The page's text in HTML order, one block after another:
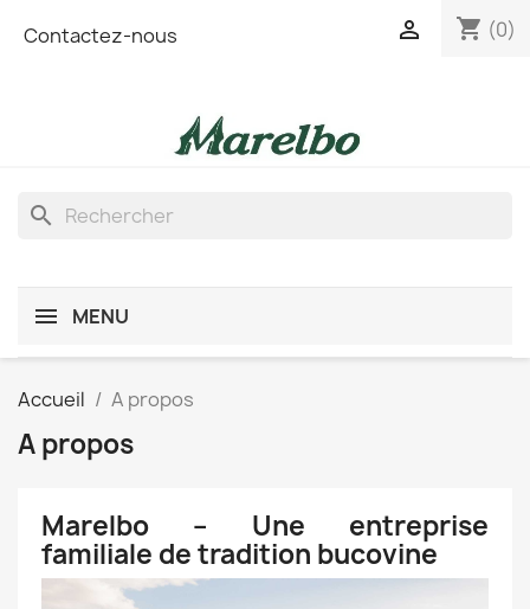
Contactez-nous shopping_cart (0)

search
MENU
Accueil A propos
A propos
Marelbo – Une entreprise
familiale de tradition bucovine